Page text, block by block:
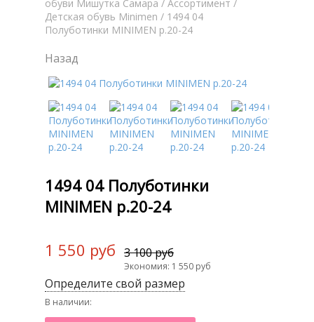
обуви Мишутка Самара / Aссортимент /
Детская обувь Minimen / 1494 04
Полуботинки MINIMEN р.20-24
Назад
1494 04 Полуботинки
MINIMEN р.20-24
1 550 руб 3 100 руб
Экономия: 1 550 руб
Определите свой размер
В наличии: